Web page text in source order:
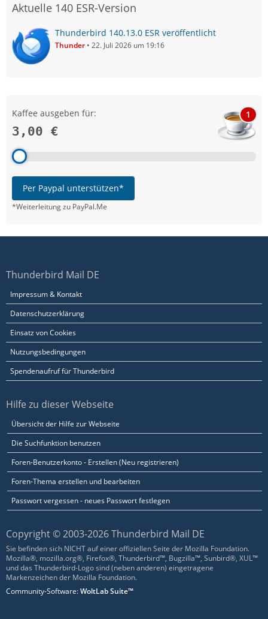
Aktuelle 140 ESR-Version
Thunderbird 140.13.0 ESR veröffentlicht
Thunder 22. Juli 2026 um 19:16
Kaffee ausgeben für:
3,00 €
1
Per Paypal unterstützen*
*Weiterleitung zu PayPal.Me
Thunderbird Mail DE
Impressum & Kontakt
Datenschutzerklärung
Einsatz von Cookies
Nutzungsbedingungen
Spendenaufruf für Thunderbird
Hilfe zu dieser Webseite
Übersicht der Hilfe zur Webseite
Die Suchfunktion benutzen
Foren-Benutzerkonto - Erstellen (Neu registrieren)
Foren-Thema erstellen und bearbeiten
Passwort vergessen - neues Passwort festlegen
Copyright © 2003-2026 Thunderbird Mail DE
Sie befinden sich NICHT auf einer offiziellen Seite der Mozilla Foundation.
Mozilla®, mozilla.org®, Firefox®, Thunderbird™, Bugzilla™, Sunbird®, XUL™
und das Thunderbird-Logo sind (neben anderen) eingetragene
Markenzeichen der Mozilla Foundation.
Community-Software:WoltLab Suite™